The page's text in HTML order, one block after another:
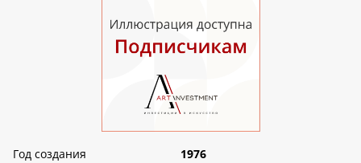
Год создания
1976